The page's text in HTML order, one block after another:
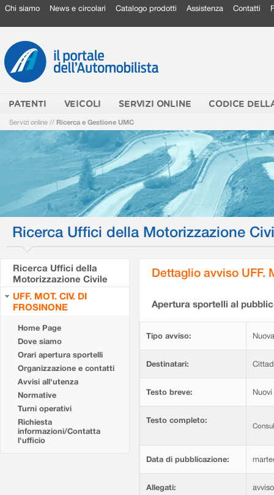
Chi siamo News e circolari Catalogo prodotti Assistenza Contatti
PATENTI VEICOLI SERVIZI ONLINE CODICE
Servizi online // Ricerca e Gestione UMC
Ricerca Uffici della Motorizzazione
Ricerca Uffici della
Motorizzazione Civile
UFF. MOT. CIV. DI
FROSINONE
Home Page
Dove siamo
Orari apertura sportelli
Organizzazione e contatti
Avvisi all'utenza
Normative
Turni operativi
Richiesta
informazioni/Contatta
l'ufficio
Dettaglio avviso UFF.
Apertura sportelli al
Tipo avviso:
Destinatari:
Testo breve:
Testo completo:
Data di pubblicazione:
Allegati: